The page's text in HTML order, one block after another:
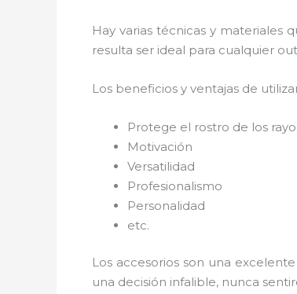
Hay varias técnicas y materiales
resulta ser ideal para cualquier
Los beneficios y ventajas de
Protege el rostro de los
Motivación
Versatilidad
Profesionalismo
Personalidad
etc.
Los accesorios son una
una decisión infalible, nunca